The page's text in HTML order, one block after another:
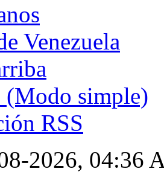
Venezuela
simple)
RSS
2026, 04:36